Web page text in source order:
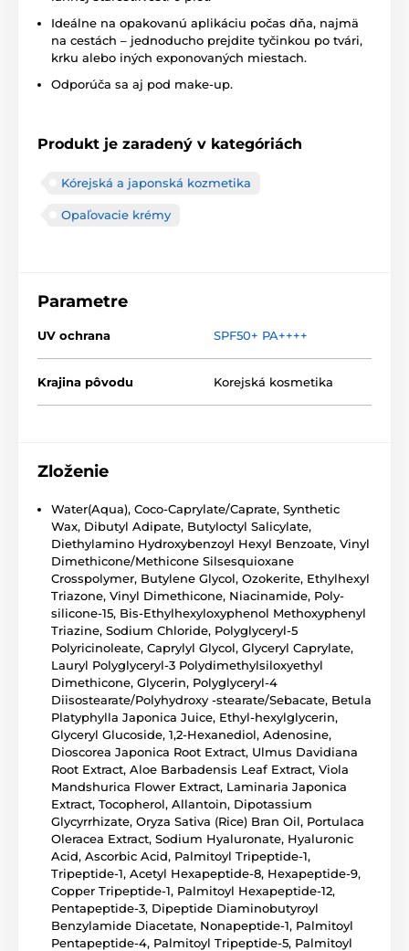
Ideálne na opakovanú aplikáciu počas dňa, najmä
na cestách – jednoducho prejdite tyčinkou po tvári,
krku alebo iných exponovaných miestach.
Odporúča sa aj pod make-up.
Produkt je zaradený v kategóriách
Kórejská a japonská kozmetika
Opaľovacie krémy
Parametre
UV ochrana SPF50+ PA++++
Krajina pôvodu Korejská kosmetika
Zloženie
Water(Aqua), Coco-Caprylate/Caprate, Synthetic
Wax, Dibutyl Adipate, Butyloctyl Salicylate,
Diethylamino Hydroxybenzoyl Hexyl Benzoate, Vinyl
Dimethicone/Methicone Silsesquioxane
Crosspolymer, Butylene Glycol, Ozokerite, Ethylhexyl
Triazone, Vinyl Dimethicone, Niacinamide, Poly-
silicone-15, Bis-Ethylhexyloxyphenol Methoxyphenyl
Triazine, Sodium Chloride, Polyglyceryl-5
Polyricinoleate, Caprylyl Glycol, Glyceryl Caprylate,
Lauryl Polyglyceryl-3 Polydimethylsiloxyethyl
Dimethicone, Glycerin, Polyglyceryl-4
Diisostearate/Polyhydroxy -stearate/Sebacate, Betula
Platyphylla Japonica Juice, Ethyl-hexylglycerin,
Glyceryl Glucoside, 1,2-Hexanediol, Adenosine,
Dioscorea Japonica Root Extract, Ulmus Davidiana
Root Extract, Aloe Barbadensis Leaf Extract, Viola
Mandshurica Flower Extract, Laminaria Japonica
Extract, Tocopherol, Allantoin, Dipotassium
Glycyrrhizate, Oryza Sativa (Rice) Bran Oil, Portulaca
Oleracea Extract, Sodium Hyaluronate, Hyaluronic
Acid, Ascorbic Acid, Palmitoyl Tripeptide-1,
Tripeptide-1, Acetyl Hexapeptide-8, Hexapeptide-9,
Copper Tripeptide-1, Palmitoyl Hexapeptide-12,
Pentapeptide-3, Dipeptide Diaminobutyroyl
Benzylamide Diacetate, Nonapeptide-1, Palmitoyl
Pentapeptide-4, Palmitoyl Tripeptide-5, Palmitoyl